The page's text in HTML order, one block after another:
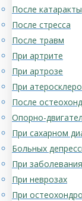
После катаракты
После стресса
После травм
При артрите
При артрозе
При
После
Опорно-
При сахарном
Больных
При
При неврозах
При